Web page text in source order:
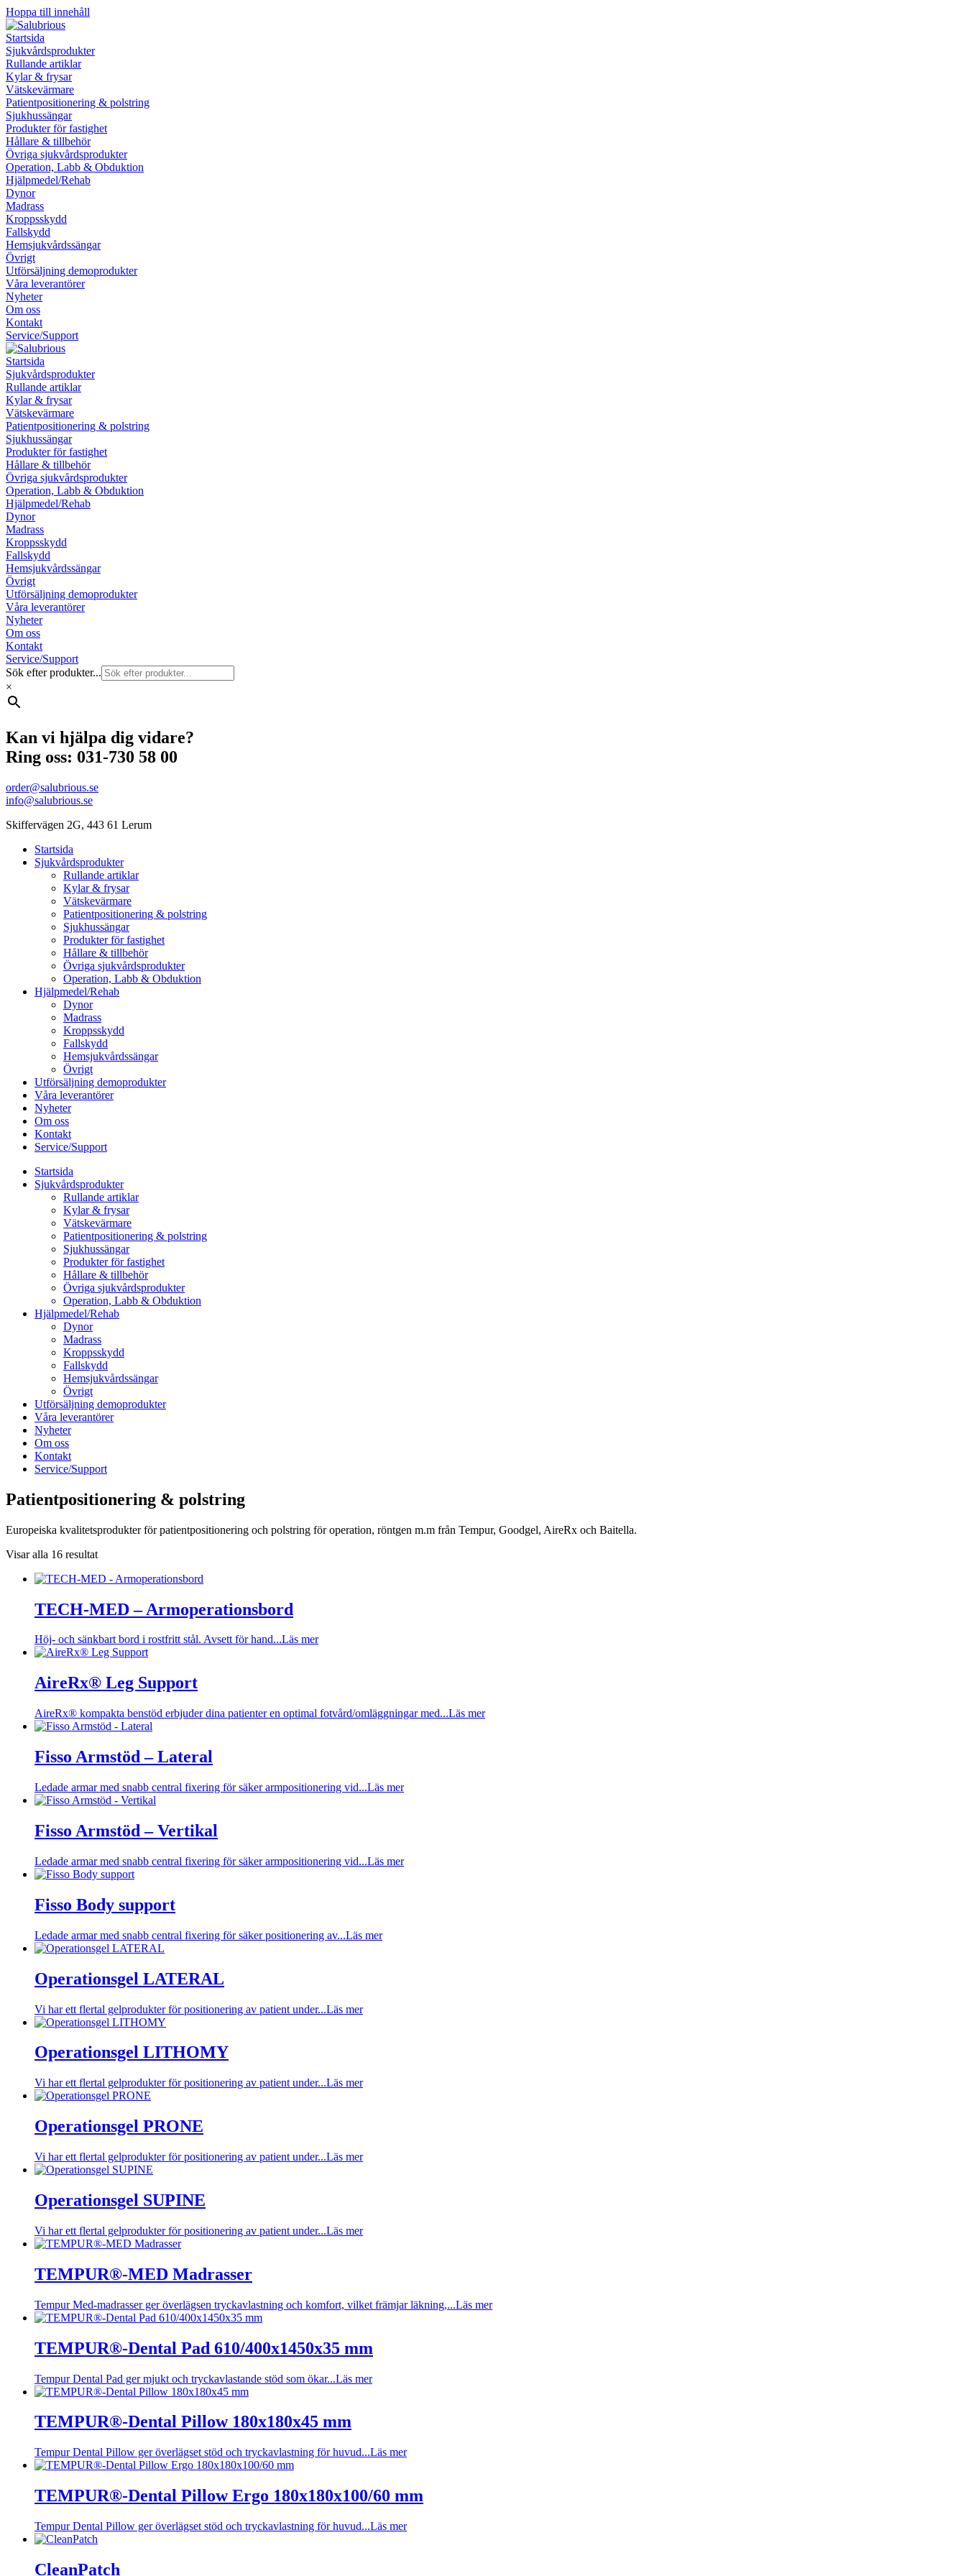
Hoppa till innehåll
Startsida
Sjukvårdsprodukter
Rullande artiklar
Kylar & frysar
Vätskevärmare
Patientpositionering & polstring
Sjukhussängar
Produkter för fastighet
Hållare & tillbehör
Övriga sjukvårdsprodukter
Operation, Labb & Obduktion
Hjälpmedel/Rehab
Dynor
Madrass
Kroppsskydd
Fallskydd
Hemsjukvårdssängar
Övrigt
Utförsäljning demoprodukter
Våra leverantörer
Nyheter
Om oss
Kontakt
Service/Support
Startsida
Sjukvårdsprodukter
Rullande artiklar
Kylar & frysar
Vätskevärmare
Patientpositionering & polstring
Sjukhussängar
Produkter för fastighet
Hållare & tillbehör
Övriga sjukvårdsprodukter
Operation, Labb & Obduktion
Hjälpmedel/Rehab
Dynor
Madrass
Kroppsskydd
Fallskydd
Hemsjukvårdssängar
Övrigt
Utförsäljning demoprodukter
Våra leverantörer
Nyheter
Om oss
Kontakt
Service/Support
Sök efter produkter...
×
Kan vi hjälpa dig vidare?
Ring oss: 031-730 58 00
order@salubrious.se
info@salubrious.se
Skiffervägen 2G, 443 61 Lerum
Startsida
Sjukvårdsprodukter
Rullande artiklar
Kylar & frysar
Vätskevärmare
Patientpositionering & polstring
Sjukhussängar
Produkter för fastighet
Hållare & tillbehör
Övriga sjukvårdsprodukter
Operation, Labb & Obduktion
Hjälpmedel/Rehab
Dynor
Madrass
Kroppsskydd
Fallskydd
Hemsjukvårdssängar
Övrigt
Utförsäljning demoprodukter
Våra leverantörer
Nyheter
Om oss
Kontakt
Service/Support
Startsida
Sjukvårdsprodukter
Rullande artiklar
Kylar & frysar
Vätskevärmare
Patientpositionering & polstring
Sjukhussängar
Produkter för fastighet
Hållare & tillbehör
Övriga sjukvårdsprodukter
Operation, Labb & Obduktion
Hjälpmedel/Rehab
Dynor
Madrass
Kroppsskydd
Fallskydd
Hemsjukvårdssängar
Övrigt
Utförsäljning demoprodukter
Våra leverantörer
Nyheter
Om oss
Kontakt
Service/Support
Patientpositionering & polstring
Europeiska kvalitetsprodukter för patientpositionering och polstring för operation, röntgen m.m från Tempur, Goodgel, AireRx och Baitella.
Visar alla 16 resultat
TECH-MED – Armoperationsbord
Höj- och sänkbart bord i rostfritt stål. Avsett för hand...Läs mer
AireRx® Leg Support
AireRx® kompakta benstöd erbjuder dina patienter en optimal fotvård/omläggningar med...Läs mer
Fisso Armstöd – Lateral
Ledade armar med snabb central fixering för säker armpositionering vid...Läs mer
Fisso Armstöd – Vertikal
Ledade armar med snabb central fixering för säker armpositionering vid...Läs mer
Fisso Body support
Ledade armar med snabb central fixering för säker positionering av...Läs mer
Operationsgel LATERAL
Vi har ett flertal gelprodukter för positionering av patient under...Läs mer
Operationsgel LITHOMY
Vi har ett flertal gelprodukter för positionering av patient under...Läs mer
Operationsgel PRONE
Vi har ett flertal gelprodukter för positionering av patient under...Läs mer
Operationsgel SUPINE
Vi har ett flertal gelprodukter för positionering av patient under...Läs mer
TEMPUR®-MED Madrasser
Tempur Med-madrasser ger överlägsen tryckavlastning och komfort, vilket främjar läkning,...Läs mer
TEMPUR®-Dental Pad 610/400x1450x35 mm
Tempur Dental Pad ger mjukt och tryckavlastande stöd som ökar...Läs mer
TEMPUR®-Dental Pillow 180x180x45 mm
Tempur Dental Pillow ger överlägset stöd och tryckavlastning för huvud...Läs mer
TEMPUR®-Dental Pillow Ergo 180x180x100/60 mm
Tempur Dental Pillow ger överlägset stöd och tryckavlastning för huvud...Läs mer
CleanPatch